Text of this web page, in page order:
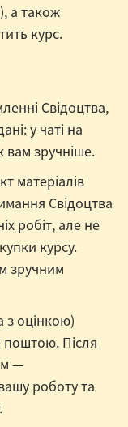
а також
курс.
Свідоцтва,
у чаті на
вам зручніше.
матеріалів
Свідоцтва
робіт, але не
курсу.
зручним
з оцінкою)
Після
—
роботу та